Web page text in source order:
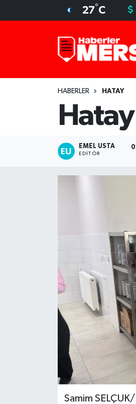
27°C
Antalya'da
HABERLER HATAY
EMEL USTA
EDITÖR
Samim
Mersin Nöbetçi Eczaneler
Mersin Hava Durumu
Mersin Trafik Yoğunluk
Süper Lig Puan Durumu ve
Tüm Manşetler